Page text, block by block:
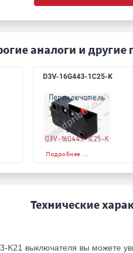
аналоги и
D3V-16G443-1C25-K
Подробнее ...
Технические
K21 выключателя вы можете